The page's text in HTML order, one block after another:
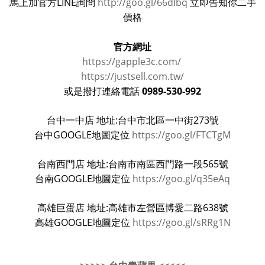
價格
官方網址
https://gapple3c.com/
https://justsell.com.tw/
或是撥打連絡電話 0989-530-992
台中一中店 地址:台中市北區一中街273號
台中GOOGLE地圖定位 https://goo.gl/FTCTgM
台南西門店 地址:台南市南區西門路一段565號
台南GOOGLE地圖定位 https://goo.gl/q35eAq
高雄巨蛋店 地址:高雄市左營區博愛二路638號
高雄GOOGLE地圖定位 https://goo.gl/sRRg1N